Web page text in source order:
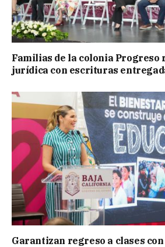
Familias de la colonia Progreso
jurídica con escrituras
Garantizan regreso a clases